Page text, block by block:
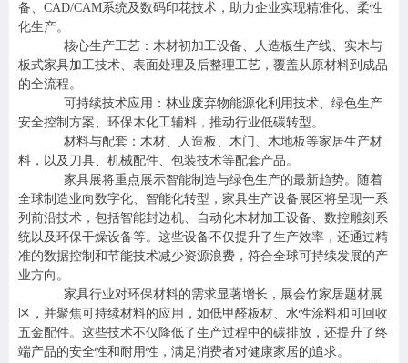
备、 CAD/CAM系统及数码印花技术，助力企业实现精准化、柔性
化生产。
核心生产工艺 ：木材初加工设备、人造板生产线、实木与
板式家具加工技术、表面处理及后整理工艺，覆盖从原材料到成品
的全流程。
可持续技术应用 ：林业废弃物能源化利用技术、绿色生产
安全控制方案、环保木化工辅料，推动行业低碳转型。
材料与配套 ：木材、人造板、木门、木地板等家居生产材
料，以及刀具、机械配件、包装技术等配套产品。
家具展将重点展示智能制造与绿色生产的最新趋势。随着
全球制造业向数字化、智能化转型，家具生产设备展区将呈现一系
列前沿技术，包括智能封边机、自动化木材加工设备、数控雕刻系
统以及环保干燥设备等。这些设备不仅提升了生产效率，还通过精
准的数据控制和节能技术减少资源浪费，符合全球可持续发展的产
业方向。
家具行业对环保材料的需求显著增长，展会竹家居题材展
区，并聚焦可持续材料的应用，如低甲醛板材、水性涂料和可回收
五金配件。这些技术不仅降低了生产过程中的碳排放，还提升了终
端产品的安全性和耐用性，满足消费者对健康家居的追求。